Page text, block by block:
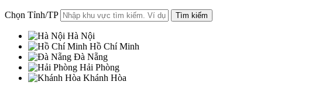
Chọn Tỉnh/TP
Hà Nội
Hồ Chí Minh
Đà Nẵng
Hải Phòng
Khánh Hòa